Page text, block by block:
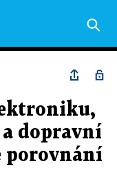
dopravní
porovnání